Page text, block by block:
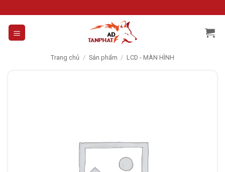
to
content
Trang chủ / Sản phẩm / LCD - MÀN HÌNH